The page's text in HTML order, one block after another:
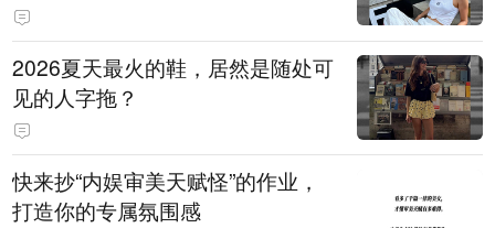
2026夏天最火的鞋，居然是随处可
见的人字拖？
快来抄“内娱审美天赋怪”的作业，
打造你的专属氛围感